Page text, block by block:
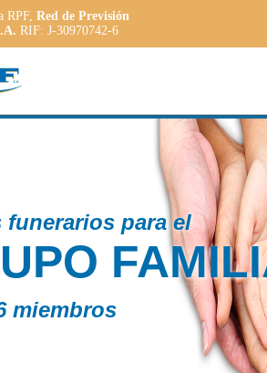
RPF, Red de Previsión
RIF: J-30970742-6
Contamos
a las